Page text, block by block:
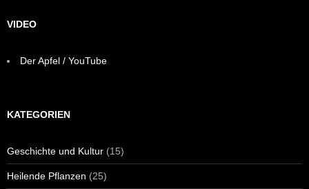
VIDEO
Der Apfel / YouTube
KATEGORIEN
Geschichte und Kultur (15)
Heilende Pflanzen (25)